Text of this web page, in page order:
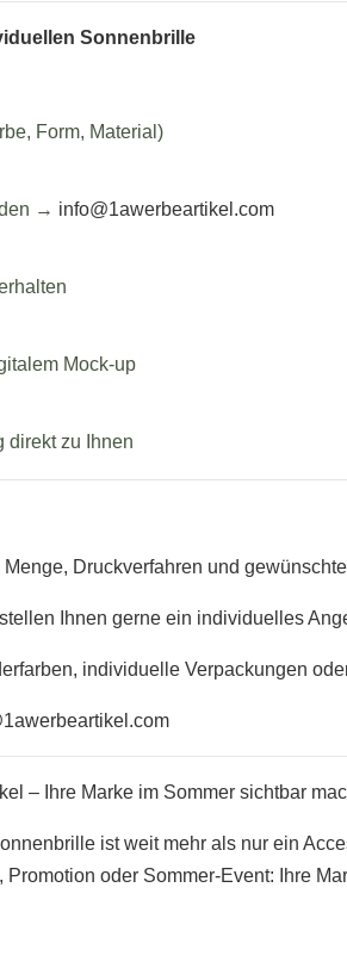
Sonnenbrille
Form, Material)
→ info@1awerbeartikel.com
Mock-up
direkt zu Ihnen
Druckverfahren und
Ihnen gerne ein individuelles
individuelle Verpackungen
– Ihre Marke im Sommer sichtbar
ist weit mehr als nur ein
Promotion oder Sommer-Event: Ihre